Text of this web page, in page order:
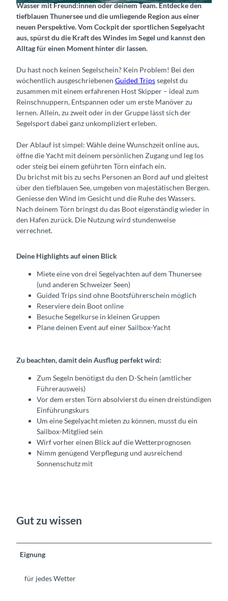
© Sailbox – Boatsharing, Training & Events, Interlaken Tourismus |CC-BY-SA
Wasser mit Freund:innen oder deinem Team. Entdecke den
tiefblauen Thunersee und die umliegende Region aus einer
neuen Perspektive. Vom Cockpit der sportlichen Segelyacht
aus, spürst du die Kraft des Windes im Segel und kannst den
Alltag für einen Moment hinter dir lassen.
Du hast noch keinen Segelschein? Kein Problem! Bei den
wöchentlich ausgeschriebenen Guided Tripssegelst du
zusammen mit einem erfahrenen Host Skipper – ideal zum
Reinschnuppern, Entspannen oder um erste Manöver zu
lernen. Allein, zu zweit oder in der Gruppe lässt sich der
Segelsport dabei ganz unkompliziert erleben.
Der Ablauf ist simpel: Wähle deine Wunschzeit online aus,
öffne die Yacht mit deinem persönlichen Zugang und leg los
oder steig bei einem geführten Törn einfach ein.
Du brichst mit bis zu sechs Personen an Bord auf und gleitest
über den tiefblauen See, umgeben von majestätischen Bergen.
Geniesse den Wind im Gesicht und die Ruhe des Wassers.
Nach deinem Törn bringst du das Boot eigenständig wieder in
den Hafen zurück. Die Nutzung wird stundenweise
verrechnet.
Deine Highlights auf einen Blick
Miete eine von drei Segelyachten auf dem Thunersee
(und anderen Schweizer Seen)
Guided Trips sind ohne Bootsführerschein möglich
Reserviere dein Boot online
Besuche Segelkurse in kleinen Gruppen
Plane deinen Event auf einer Sailbox-Yacht
Zu beachten, damit dein Ausflug perfekt wird:
Zum Segeln benötigst du den D-Schein (amtlicher
Führerausweis)
Vor dem ersten Törn absolvierst du einen dreistündigen
Einführungskurs
Um eine Segelyacht mieten zu können, musst du ein
Sailbox-Mitglied sein
Wirf vorher einen Blick auf die Wetterprognosen
Nimm genügend Verpflegung und ausreichend
Sonnenschutz mit
Gut zu wissen
Eignung
für jedes Wetter